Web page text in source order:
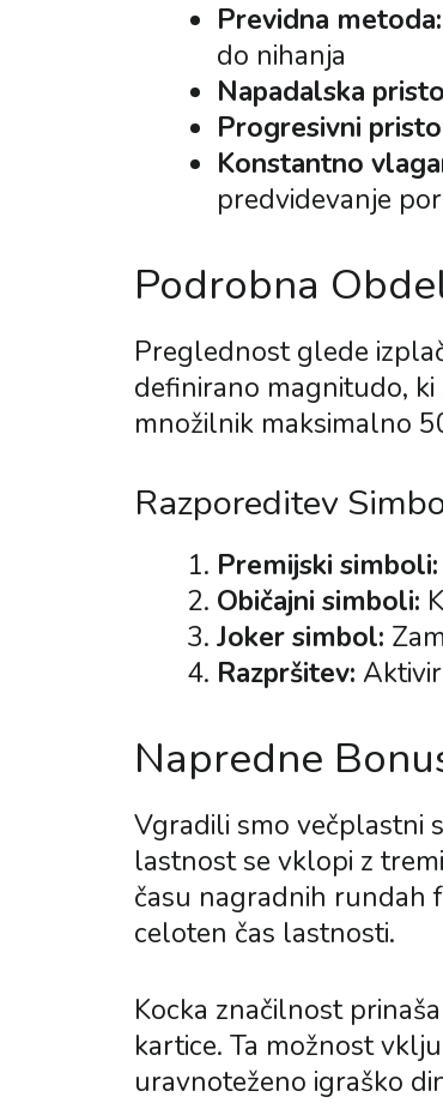
Previdna metoda:
do nihanja
Napadalska
Progresivni
Konstantno
predvidevanje
Podrobna
Preglednost glede
definirano magnitudo,
množilnik maksimalno
Razporeditev
Premijski simboli:
Običajni simboli:
Joker simbol:
Razpršitev:
Napredne
Vgradili smo večplastni
lastnost se vklopi z
času nagradnih rundah
celoten čas lastnosti.
Kocka značilnost
kartice. Ta možnost
uravnoteženo igraško